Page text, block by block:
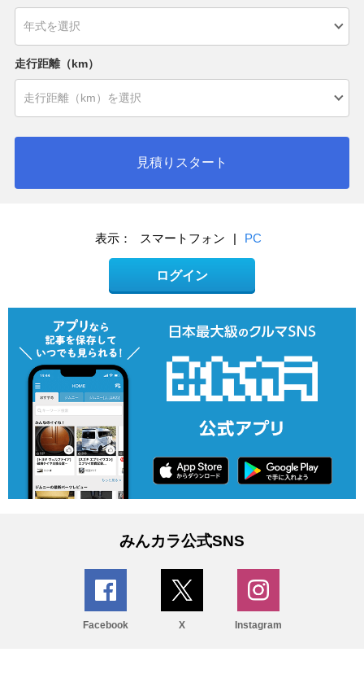
走行距離（km）
見積りスタート
表示： スマートフォン | PC
ログイン
みんカラ公式SNS
Facebook X Instagram